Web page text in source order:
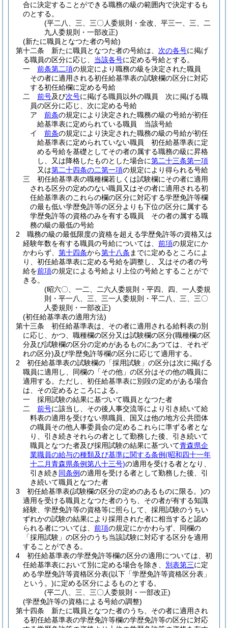
合に決定することができる職務の級の範囲内で決定するも
のとする。
(平二八、三、三〇人委規則・全改、平三一、三、二
九人委規則・一部改正)
(新たに職員となつた者の号給)
第十二条
新たに職員となつた者の号給は、 次の各号に掲げ
る職員の区分に応じ、 当該各号に定める号給とする。
一
前条第二項の規定により職務の級を決定された職員
その者に適用される初任給基準表の試験欄の区分に対応
する初任給欄に定める号給
二
前号及び次号に掲げる職員以外の職員 次に掲げる職
員の区分に応じ、次に定める号給
ア
前条の規定により決定された職務の級の号給が初任
給基準表に定められている職員 当該号給
イ
前条の規定により決定された職務の級の号給が初任
給基準表に定められていない職員 初任給基準表に定
める号給を基礎としてその者の属する職務の級に昇格
し、又は降格したものとした場合に第二十三条第一項
又は第二十四条の二第一項の規定により得られる号給
三
初任給基準表の職種欄若しくは試験欄にその者に適用
される区分の定めのない職員又はその者に適用される初
任給基準表のこれらの欄の区分に対応する学歴免許等欄
の最も低い学歴免許等の区分よりも下位の区分に属する
学歴免許等の資格のみを有する職員 その者の属する職
務の級の最低の号給
2
職務の級の最低限度の資格を超える学歴免許等の資格又は
経験年数を有する職員の号給については、 前項の規定にか
かわらず、 第十四条から第十八条 までに定めるところによ
り、初任給基準表に定める号給を調整し、又はその者の号
給を前項の規定による号給より上位の号給とすることがで
きる。
(昭六〇、一二、二六人委規則・平四、四、一人委規
則・平一八、三、三一人委規則・平二八、三、三〇
人委規則・一部改正)
(初任給基準表の適用方法)
第十三条
初任給基準表は、その者に適用される給料表の別
に応じ、かつ、職種欄の区分又は試験欄の区分(職種欄の区
分及び試験欄の区分の定めがあるものにあつては、それぞ
れの区分)及び学歴免許等欄の区分に応じて適用する。
2
初任給基準表の試験欄の「採用試験」の区分は次に掲げる
職員に適用し、同欄の「その他」の区分はその他の職員に
適用する。 ただし、初任給基準表に別段の定めがある場合
は、その定めるところによる。
一
採用試験の結果に基づいて職員となつた者
二
前号に該当し、その後人事交流等により引き続いて給
料表の適用を受けない県職員、国又は他の地方公共団体
の職員その他人事委員会の定めるこれらに準ずる者とな
り、引き続きそれらの者として勤務した後、引き続いて
職員となつた者及び採用試験の結果に基づいて青森県企
業職員の給与の種類及び基準に関する条例(昭和四十一年
十二月青森県条例第八十三号)の適用を受ける者となり、
引き続き 同条例の適用を受ける者として勤務した後、引
き続いて職員となつた者
3
初任給基準表(試験欄の区分の定めのあるものに限る。)の
適用を受ける職員となつた者のうち、その者が有する知識
経験、学歴免許等の資格等に照らして、採用試験のうちい
ずれかの試験の結果により採用された者に相当すると認め
られる者については、 前項の規定にかかわらず、同欄の
「採用試験」の区分のうち当該試験に対応する区分を適用
することができる。
4
初任給基準表の学歴免許等欄の区分の適用については、初
任給基準表において別に定める場合を除き、 別表第三に定
める学歴免許等資格区分表(以下「学歴免許等資格区分表」
という。)に定める区分によるものとする。
(平二八、三、三〇人委規則・一部改正)
(学歴免許等の資格による号給の調整)
第十四条
新たに職員となつた者のうち、その者に適用され
る初任給基準表の学歴免許等欄の学歴免許等の区分に対応